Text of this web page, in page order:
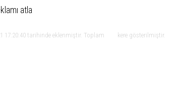
atla
17:20:40 tarihinde eklenmiştir. Toplam kere gösterilmiştir.